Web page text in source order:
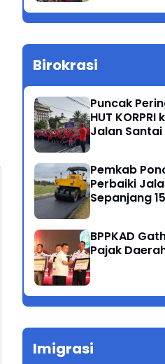
Profesional
Birokrasi
Puncak
HUT KORPRI
Jalan
Pemkab
Perbaiki
Sepanjang
BPPKAD
Pajak
Imigrasi